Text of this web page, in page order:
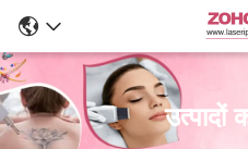
उत्पादों